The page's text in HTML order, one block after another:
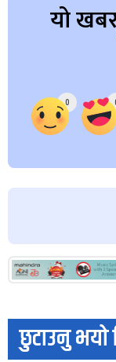
यो
0
छुटाउनु भयो